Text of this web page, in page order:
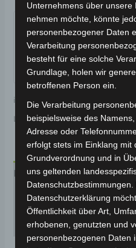
Garantiert
inkl. 19 % MwSt.
Kostenloser
Lieferzeit:Versandfertig
Beschreibung
Produktsicherheit
Rezensionen (0)
Unternehmens über unsere
nehmen möchte, könnte
personenbezogener Daten
Verarbeitung
besteht für eine solche
Grundlage, holen wir
betroffenen Person ein.
Die Verarbeitung
beispielsweise des
Adresse oder
erfolgt stets im Einklang mit
Grundverordnung und in
uns geltenden
Datenschutzerklärung
Öffentlichkeit über Art,
erhobenen, genutzten und
personenbezogenen Daten